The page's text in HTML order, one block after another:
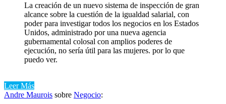
La creación de un nuevo sistema de inspección de gran
alcance sobre la cuestión de la igualdad salarial, con
poder para investigar todos los negocios en los Estados
Unidos, administrado por una nueva agencia
gubernamental colosal con amplios poderes de
ejecución, no sería útil para las mujeres. por lo que
puedo ver.
Leer Más
Andre Maurois sobre Negocio: